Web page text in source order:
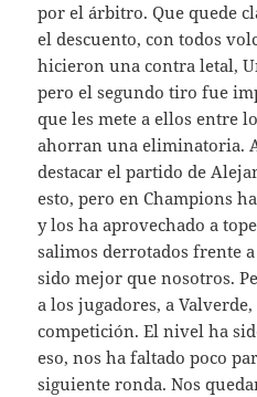
por el árbitro. Que quede
el descuento, con todos
hicieron una contra letal,
pero el segundo tiro fue
que les mete a ellos entre
ahorran una eliminatoria.
destacar el partido de
esto, pero en Champions
y los ha aprovechado a
salimos derrotados frente
sido mejor que nosotros.
a los jugadores, a
competición. El nivel ha
eso, nos ha faltado poco
siguiente ronda. Nos